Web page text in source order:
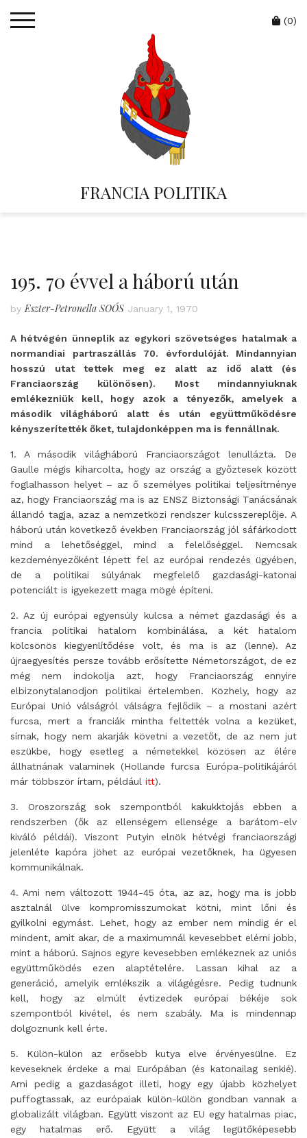
FRANCIA POLITIKA
Cart
(0)
195. 70 évvel a háború után
by Eszter-Petronella SOÓS January 1, 1970
A hétvégén ünneplik az egykori szövetséges hatalmak a
normandiai partraszállás 70. évfordulóját. Mindannyian
hosszú utat tettek meg ez alatt az idő alatt (és
Franciaország különösen). Most mindannyiuknak
emlékezniük kell, hogy azok a tényezők, amelyek a
második világháború alatt és után együttműködésre
kényszerítették őket, tulajdonképpen ma is fennállnak.
1. A második világháború Franciaországot lenullázta. De
Gaulle mégis kiharcolta, hogy az ország a győztesek között
foglalhasson helyet – az ő személyes politikai teljesítménye
az, hogy Franciaország ma is az ENSZ Biztonsági Tanácsának
állandó tagja, azaz a nemzetközi rendszer kulcsszereplője. A
háború után következő években Franciaország jól sáfárkodott
mind a lehetőséggel, mind a felelőséggel. Nemcsak
kezdeményezőként lépett fel az európai rendezés ügyében,
de a politikai súlyának megfelelő gazdasági-katonai
potenciált is igyekezett maga mögé építeni.
2. Az új európai egyensúly kulcsa a német gazdasági és a
francia politikai hatalom kombinálása, a két hatalom
kölcsönös kiegyenlítődése volt, és ma is az (lenne). Az
újraegyesítés persze tovább erősítette Németországot, de ez
még nem indokolja azt, hogy Franciaország ennyire
elbizonytalanodjon politikai értelemben. Közhely, hogy az
Európai Unió válságról válságra fejlődik – a mostani azért
furcsa, mert a franciák mintha feltették volna a kezüket,
sírnak, hogy nem akarják követni a vezetőt, de az nem jut
eszükbe, hogy esetleg a németekkel közösen az élére
állhatnának valaminek (Hollande furcsa Európa-politikájáról
már többször írtam, például itt).
3. Oroszország sok szempontból kakukktojás ebben a
rendszerben (ők az ellenségem ellensége a barátom-elv
kiváló példái). Viszont Putyin elnök hétvégi franciaországi
jelenléte kapóra jöhet az európai vezetőknek, ha ügyesen
kommunikálnak.
4. Ami nem változott 1944-45 óta, az az, hogy ma is jobb
asztalnál ülve kompromisszumokat kötni, mint lőni és
gyilkolni egymást. Lehet, hogy az ember nem mindig ér el
mindent, amit akar, de a maximumnál kevesebbet elérni jobb,
mint a háború. Sajnos egyre kevesebben emlékeznek az uniós
együttműködés ezen alaptételére. Lassan kihal az a
generáció, amelyik emlékszik a világégésre. Pedig tudnunk
kell, hogy az elmúlt évtizedek európai békéje sok
szempontból kivétel, és nem szabály. Ma is mindennap
dolgoznunk kell érte.
5. Külön-külön az erősebb kutya elve érvényesülne. Ez
keveseknek érdeke a mai Európában (és katonailag senkié).
Ami pedig a gazdaságot illeti, hogy egy újabb közhelyet
puffogtassak, az európaiak külön-külön gondban vannak a
globalizált világban. Együtt viszont az EU egy hatalmas piac,
egy hatalmas erő. Együtt a világ legütőképesebb